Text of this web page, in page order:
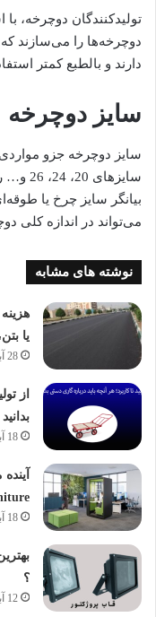
تولیدکنندگان دوچرخه، با
دوچرخه‌ها را می‌سازند
دارند و بالطبع کمتر
سایز دوچرخه
سایز دوچرخه جزو
بیانگر سایز چرخ یا
می‌تواند در اندازه کلی
نوشته های مشابه
یا
28 آبان 1404
از
بدانید
18 آبان 1404
18 آبان 1404
؟
12 آبان 1404